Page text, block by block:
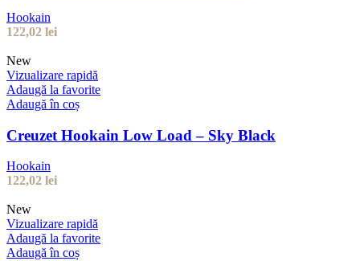
Hookain
122,02 lei
New
Vizualizare rapidă
Adaugă la favorite
Adaugă în coș
Creuzet Hookain Low Load – Sky Black
Hookain
122,02 lei
New
Vizualizare rapidă
Adaugă la favorite
Adaugă în coș